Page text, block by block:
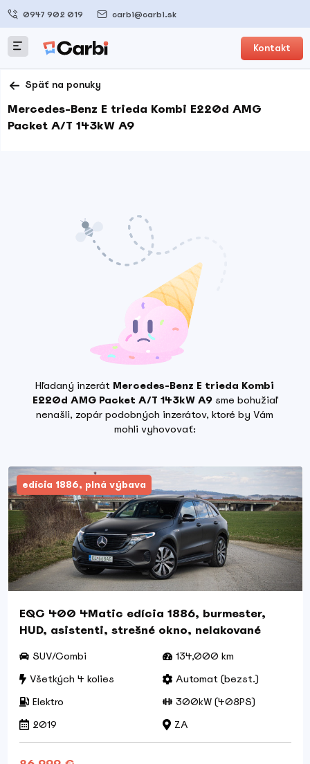
0947 902 019 carbi@carbi.sk
Kontakt
Späť na ponuky
Mercedes-Benz E trieda Kombi E220d AMG
Packet A/T 143kW A9
Hľadaný inzerát Mercedes-Benz E trieda Kombi
E220d AMG Packet A/T 143kW A9sme bohužiaľ
nenašli, zopár podobných inzerátov, ktoré by Vám
mohli vyhovovať:
edícia 1886, plná výbava
EQC 400 4Matic edícia 1886, burmester,
HUD, asistenti, strešné okno, nelakované
SUV/Combi
134,000 km
Všetkých 4 kolies
Automat (bezst.)
Elektro
300kW (408PS)
2019
ZA